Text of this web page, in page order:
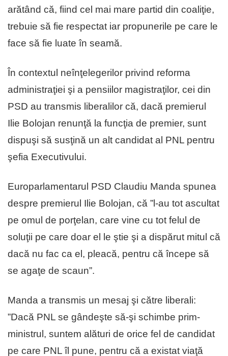
arătând că, fiind cel mai mare partid din coaliţie,
trebuie să fie respectat iar propunerile pe care le
face să fie luate în seamă.
În contextul neînţelegerilor privind reforma
administraţiei şi a pensiilor magistraţilor, cei din
PSD au transmis liberalilor că, dacă premierul
Ilie Bolojan renunţă la funcţia de premier, sunt
dispuşi să susţină un alt candidat al PNL pentru
şefia Executivului.
Europarlamentarul PSD Claudiu Manda spunea
despre premierul Ilie Bolojan, că ”l-au tot ascultat
pe omul de porţelan, care vine cu tot felul de
soluţii pe care doar el le ştie şi a dispărut mitul că
dacă nu fac ca el, pleacă, pentru că începe să
se agaţe de scaun”.
Manda a transmis un mesaj şi către liberali:
”Dacă PNL se gândeşte să-şi schimbe prim-
ministrul, suntem alături de orice fel de candidat
pe care PNL îl pune, pentru că a existat viaţă